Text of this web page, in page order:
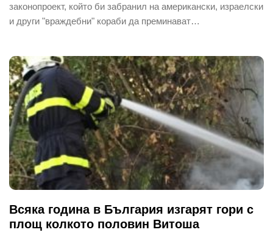
законопроект, който би забранил на американски, израелски
и други "враждебни" кораби да преминават…
Всяка година в България изгарят гори с
площ колкото половин Витоша